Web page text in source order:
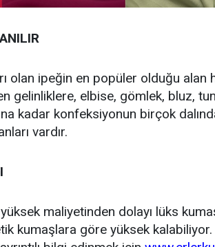
olan ipeğin en popüler olduğu alan
gelinliklere, elbise, gömlek, bluz,
kadar konfeksiyonun birçok
vardır.
maliyetinden dolayı lüks
kumaşlara göre yüksek kalabiliyor.